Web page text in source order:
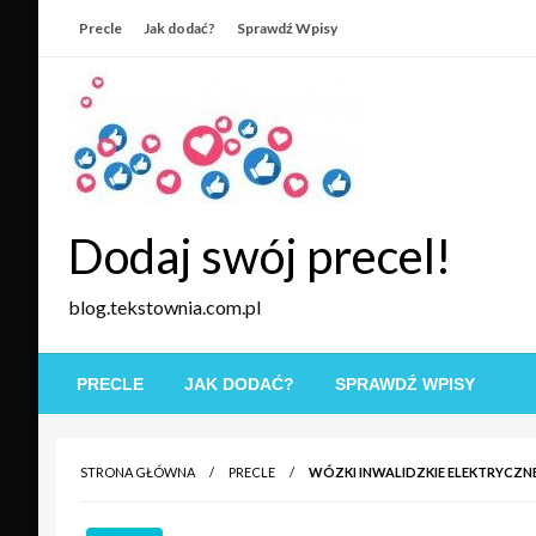
Precle Jak dodać? Sprawdź Wpisy
Dodaj swój precel!
blog.tekstownia.com.pl
PRECLE JAK DODAĆ? SPRAWDŹ WPISY
STRONA GŁÓWNA PRECLE WÓZKI INWALIDZKIE